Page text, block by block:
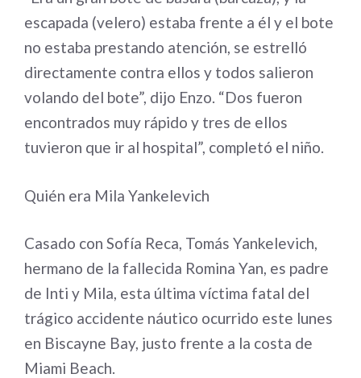
escapada (velero) estaba frente a él y el bote
no estaba prestando atención, se estrelló
directamente contra ellos y todos salieron
volando del bote”, dijo Enzo. “Dos fueron
encontrados muy rápido y tres de ellos
tuvieron que ir al hospital”, completó el niño.
Quién era Mila Yankelevich
Casado con Sofía Reca, Tomás Yankelevich,
hermano de la fallecida Romina Yan, es padre
de Inti y Mila, esta última víctima fatal del
trágico accidente náutico ocurrido este lunes
en Biscayne Bay, justo frente a la costa de
Miami Beach.